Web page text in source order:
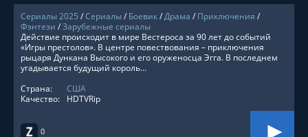
Сериалы 2025 /Сериалы/ Боевик/Драма / Приключения /
Фэнтези /Зарубежные сериалы
0
Действие происходит в мире Вестероса за 90 лет до событий
«Игры престолов». В центре повествования – приключения
рыцаря Дункана Высокого и его оруженосца Эгга. В последнем
угадывается будущий король...
Страна:
США
Качество:
HDTVRip